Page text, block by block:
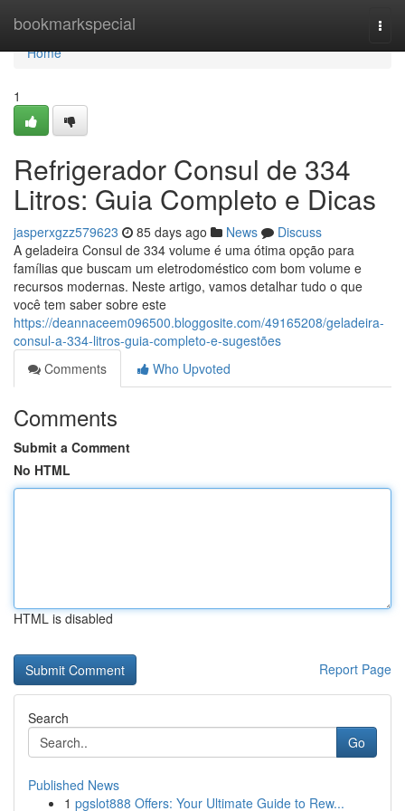
bookmarkspecial
Home
Home
1
Refrigerador Consul de 334
Litros: Guia Completo e Dicas
jasperxgzz579623 85 days ago News
Discuss
A geladeira Consul de 334 volume é uma ótima opção para
famílias que buscam um eletrodoméstico com bom volume e
recursos modernas. Neste artigo, vamos detalhar tudo o que
você tem saber sobre este
https://deannaceem096500.bloggosite.com/49165208/geladeira-
consul-a-334-litros-guia-completo-e-sugestões
Comments
Who Upvoted
Comments
Submit a Comment
No HTML
HTML is disabled
Report Page
Search
Go
Published News
1 pgslot888 Offers: Your Ultimate Guide to Rew...